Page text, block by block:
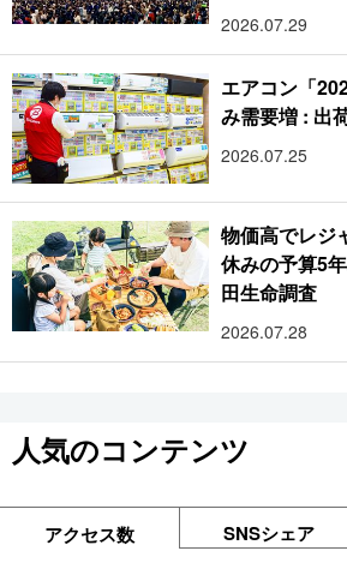
2026.07.29
エアコン「
み需要増 : 出
2026.07.25
物価高でレジ
休みの予算5
田生命調査
2026.07.28
人気のコンテンツ
アクセス数 SNSシェア